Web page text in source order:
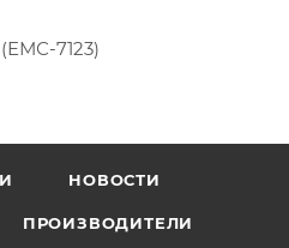
7123)
НОВОСТИ
ПРОИЗВОДИТЕЛИ